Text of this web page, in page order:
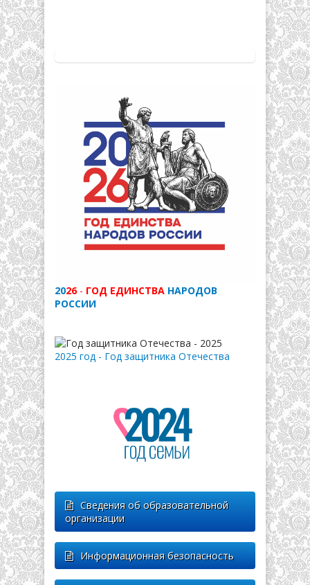
2026 - ГОД ЕДИНСТВА НАРОДОВ
РОССИИ
2025 год - Год защитника Отечества
Сведения об образовательной
организации
Информационная безопасность